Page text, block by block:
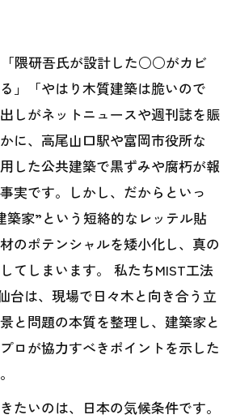
「隈研吾氏が設計した○○がカビ
」「やはり木質建築は脆いので
しがネットニュースや週刊誌を賑
に、高尾山口駅や富岡市役所な
した公共建築で黒ずみや腐朽が報
実です。しかし、だからといっ
築家”という短絡的なレッテル貼
のポテンシャルを矮小化し、真の
てしまいます。 私たちMIST工法
台は、現場で日々木と向き合う立
と問題の本質を整理し、建築家と
ロが協力すべきポイントを示した
たいのは、日本の気候条件です。